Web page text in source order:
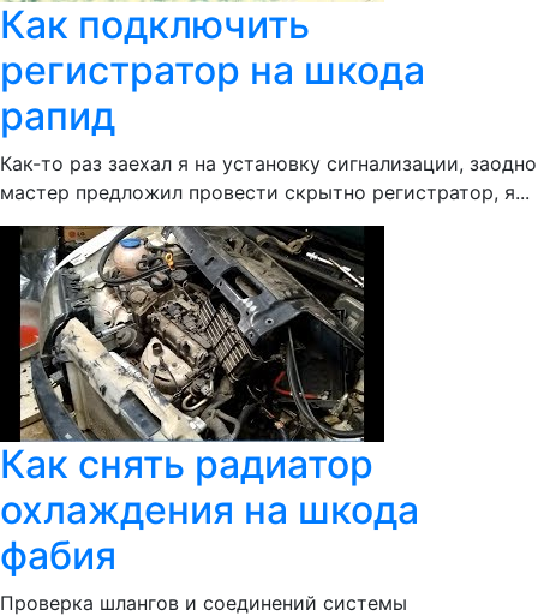
Как подключить
регистратор на шкода
рапид
Как-то раз заехал я на установку сигнализации, заодно
мастер предложил провести скрытно регистратор, я...
Как снять радиатор
охлаждения на шкода
фабия
Проверка шлангов и соединений системы